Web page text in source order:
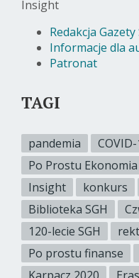
Insight
Redakcja Gazety
Informacje dla
Patronat
TAGI
pandemia
Po Prostu Ekonomia
Insight
konkurs
Biblioteka SGH
120-lecie SGH
Po prostu finanse